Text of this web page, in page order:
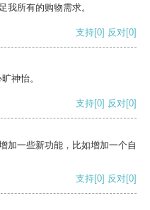
我所有的购物需求。
支持[0] 反对[0]
神怡。
支持[0] 反对[0]
加一些新功能，比如增加一个自
支持[0] 反对[0]